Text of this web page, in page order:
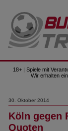
18+ | Spiele mit
Wir erhalten
30. Oktober 2014
Köln gegen
Quoten